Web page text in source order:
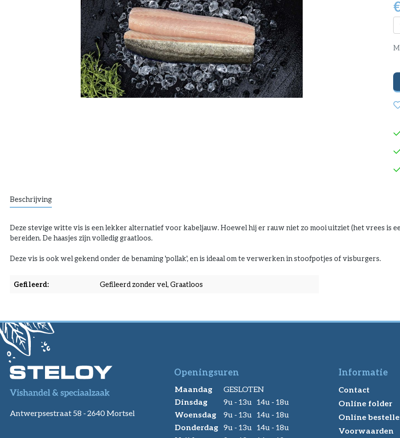
Beschrijving
Deze stevige witte vis is een lekker alternatief voor kabeljauw. Hoewel hij er rauw niet zo mooi uitziet (het vrees is
bereiden. De haasjes zijn volledig graatloos.
Deze vis is ook wel gekend onder de benaming 'pollak', en is ideaal om te verwerken in stoofpotjes of visburgers.
Gefileerd: Gefileerd zonder vel, Graatloos
Antwerpsestraat 58 - 2640 Mortsel
Openingsuren
Maandag
GESLOTEN
Dinsdag
9u - 13u 14u - 18u
Woensdag
9u - 13u 14u - 18u
Donderdag 9u - 13u 14u - 18u
Informatie
Contact
Online folder
Online
Voorwaarden